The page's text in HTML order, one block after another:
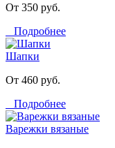
От 350 руб.
Подробнее
Шапки
От 460 руб.
Подробнее
Варежки вязаные